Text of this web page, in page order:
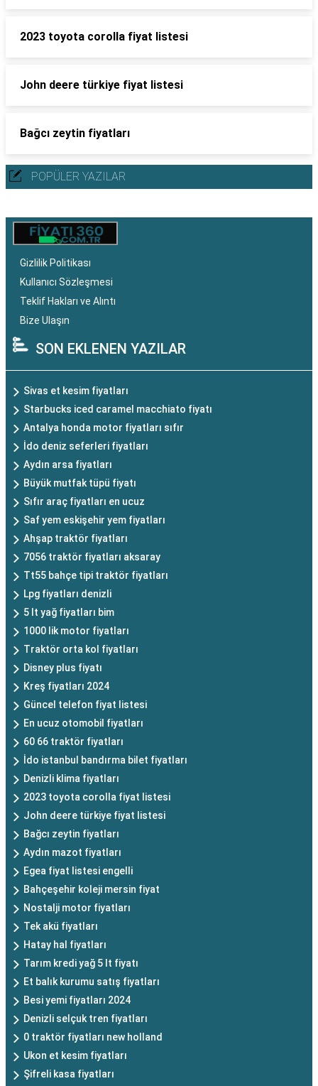
2023 toyota corolla fiyat listesi
John deere türkiye fiyat listesi
Bağcı zeytin fiyatları
POPÜLER YAZILAR
Gizlilik Politikası
Kullanıcı Sözleşmesi
Teklif Hakları ve Alıntı
Bize Ulaşın
SON EKLENEN YAZILAR
Sivas et kesim fiyatları
Starbucks iced caramel macchiato fiyatı
Antalya honda motor fiyatları sıfır
İdo deniz seferleri fiyatları
Aydın arsa fiyatları
Büyük mutfak tüpü fiyatı
Sıfır araç fiyatları en ucuz
Saf yem eskişehir yem fiyatları
Ahşap traktör fiyatları
7056 traktör fiyatları aksaray
Tt55 bahçe tipi traktör fiyatları
Lpg fiyatları denizli
5 lt yağ fiyatları bim
1000 lik motor fiyatları
Traktör orta kol fiyatları
Disney plus fiyatı
Kreş fiyatları 2024
Güncel telefon fiyat listesi
En ucuz otomobil fiyatları
60 66 traktör fiyatları
İdo istanbul bandırma bilet fiyatları
Denizli klima fiyatları
2023 toyota corolla fiyat listesi
John deere türkiye fiyat listesi
Bağcı zeytin fiyatları
Aydın mazot fiyatları
Egea fiyat listesi engelli
Bahçeşehir koleji mersin fiyat
Nostalji motor fiyatları
Tek akü fiyatları
Hatay hal fiyatları
Tarım kredi yağ 5 lt fiyatı
Et balık kurumu satış fiyatları
Besi yemi fiyatları 2024
Denizli selçuk tren fiyatları
0 traktör fiyatları new holland
Ukon et kesim fiyatları
Şifreli kasa fiyatları